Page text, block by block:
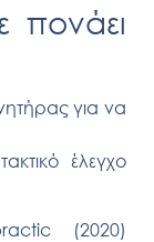
πονάει
για να
τακτικό έλεγχο
(2020)